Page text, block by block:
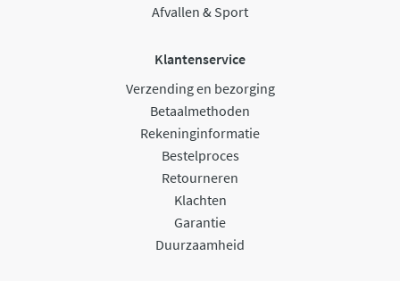
Afvallen & Sport
Klantenservice
Verzending en bezorging
Betaalmethoden
Rekeninginformatie
Bestelproces
Retourneren
Klachten
Garantie
Duurzaamheid